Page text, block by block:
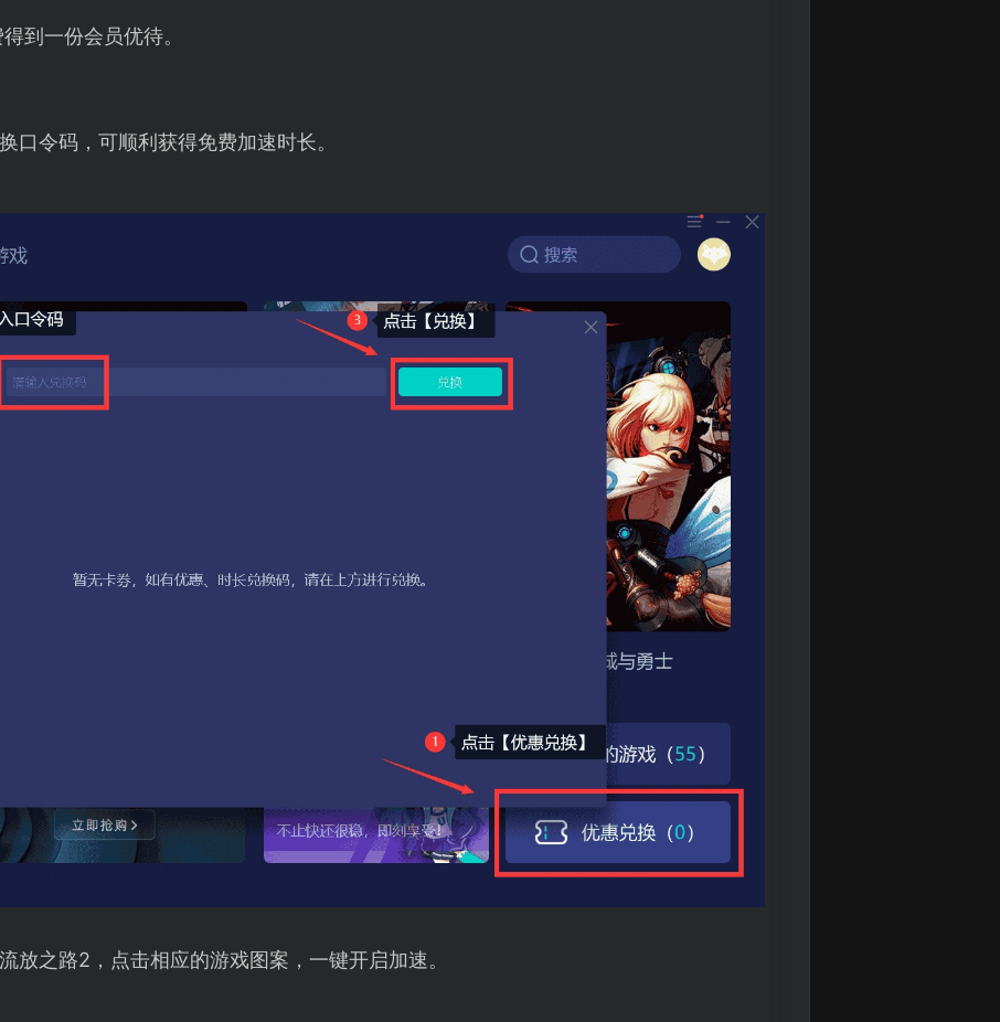
到一份会员优待。
口令码，可顺利获得免费加速时长。
放之路2，点击相应的游戏图案，一键开启加速。